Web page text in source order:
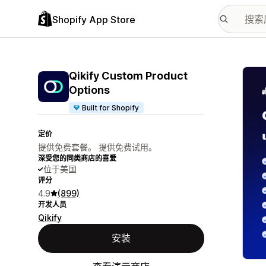
Shopify App Store
Qikify Custom Product
Options
Built for Shopify
定价
提供免费套餐。 提供免费试用。
深受您的同类商店的喜爱
位于美国
评分
4.9 (899)
开发人员
Qikify
安装
配图